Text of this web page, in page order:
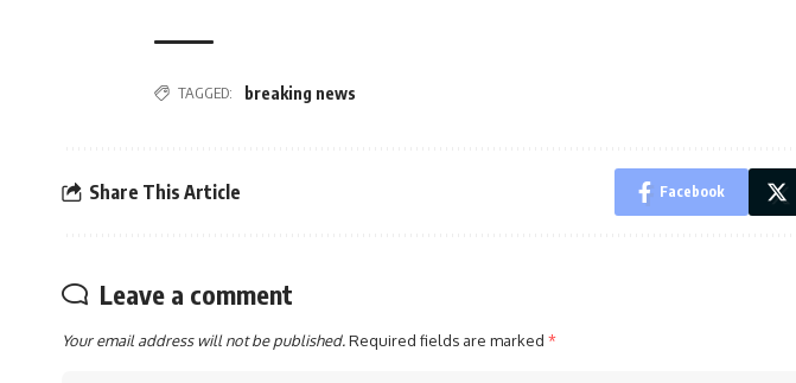
TAGGED: breaking news
Share This Article Facebook
Leave a comment
Your email address will not be published.Required fields are marked *